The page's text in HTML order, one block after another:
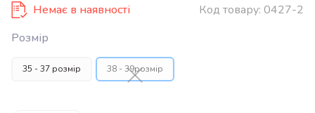
Немає в наявності Код товару: 0427-2
Розмір
35 - 37 розмір 38 - 39розмір